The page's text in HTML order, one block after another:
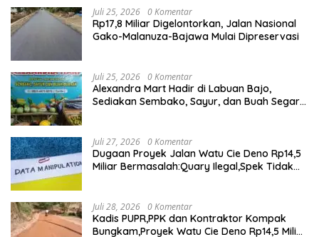
Juli 25, 2026 0 Komentar
Rp17,8 Miliar Digelontorkan, Jalan Nasional
Gako-Malanuza-Bajawa Mulai Dipreservasi
Juli 25, 2026 0 Komentar
Alexandra Mart Hadir di Labuan Bajo,
Sediakan Sembako, Sayur, dan Buah Segar
Juli 27, 2026 0 Komentar
Dugaan Proyek Jalan Watu Cie Deno Rp14,5
Miliar Bermasalah:Quary Ilegal,Spek Tidak
Juli 28, 2026 0 Komentar
Kadis PUPR,PPK dan Kontraktor Kompak
Bungkam,Proyek Watu Cie Deno Rp14,5 Miliar